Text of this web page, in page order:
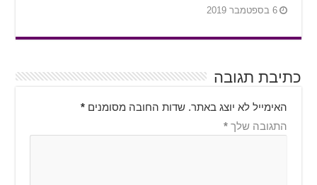
כתיבת תגובה
האימייל לא יוצג באתר. שדות החובה מסומנים*
התגובה שלך*